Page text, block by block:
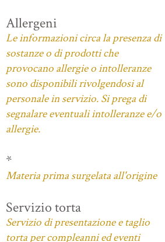
Allergeni
Le informazioni circa la presenza di
sostanze o di prodotti che
provocano allergie o intolleranze
sono disponibili rivolgendosi al
personale in servizio. Si prega di
segnalare eventuali intolleranze e/o
allergie.
*
Materia prima surgelata all'origine
Servizio torta
Servizio di presentazione e taglio
torta per compleanni ed eventi